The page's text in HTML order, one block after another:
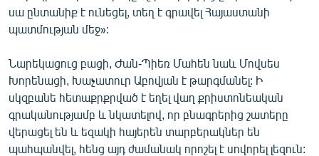
սա ընտանիք է ունեցել, տեղ է գրավել Հայաստանի
պատմության մեջ»:
Նարեկացուց բացի, Ժան-Պիեռ Մահեն նաև Մովսես
Խորենացի, Խաչատուր Աբովյան է թարգմանել: Ի
սկզբանե հետաքրքրված է եղել վաղ քրիստոնեական
գրականությամբ և նկատելով, որ բնագրերից շատերը
վերացել են և եզակի հայերեն տարբերակներ են
պահպանվել, հենց այդ ժամանակ որոշել է սովորել լեզուն: